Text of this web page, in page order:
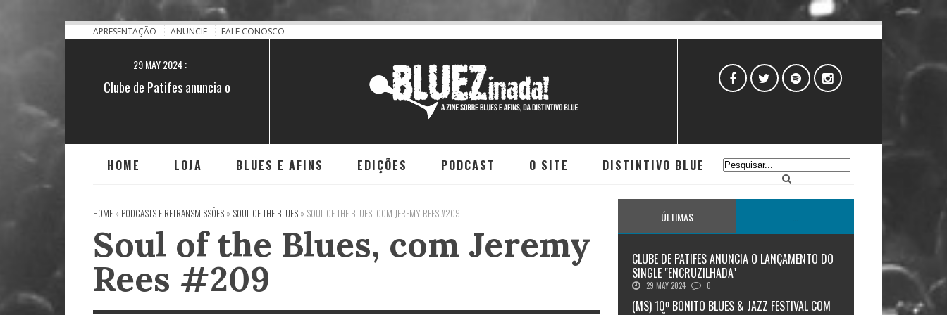
APRESENTAÇÃO ANUNCIE FALE CONOSCO
[BA] Blues no quilombo do Iguape
29 MAY 2024 :
Clube de Patifes anuncia o
HOME LOJA BLUES E AFINS EDIÇÕES PODCAST O SITE DISTINTIVO BLUE
HOME » PODCASTS E RETRANSMISSÕES » SOUL OF THE BLUES » SOUL OF THE BLUES, COM JEREMY REES #209
Soul of the Blues, com Jeremy
Rees #209
ÚLTIMAS
CLUBE DE PATIFES ANUNCIA O LANÇAMENTO DO
SINGLE "ENCRUZILHADA"
29 MAY 2024 0
(MS) 10º BONITO BLUES & JAZZ FESTIVAL COM